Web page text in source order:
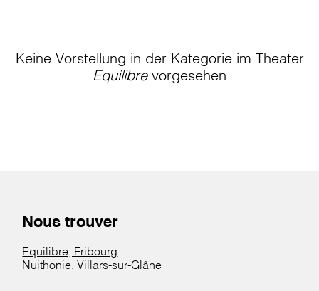
Keine Vorstellung in der Kategorie im Theater
Equilibrevorgesehen
Nous trouver
Equilibre, Fribourg
Nuithonie, Villars-sur-Glâne